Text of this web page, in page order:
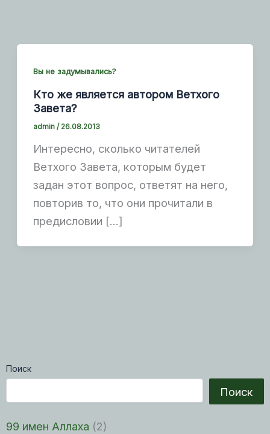
Поиск
Поиск
99 имен Аллаха (2)
Вы не задумывались?
Кто же является автором Ветхого
Завета?
admin/ 26.08.2013
Интересно, сколько читателей
Ветхого Завета, которым будет
задан этот вопрос, ответят на него,
повторив то, что они прочитали в
предисловии […]